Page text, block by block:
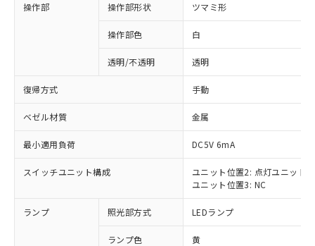
操作部 操作部形状 ツマミ形
操作部色 白
透明/不透明 透明
復帰方式 手動
ベゼル材質 金属
最小適用負荷 DC5V 6mA
スイッチユニット構成
ユニット位置2: 点灯ユニット
ユニット位置3: NC
ランプ 照光部方式 LEDランプ
ランプ色 黄